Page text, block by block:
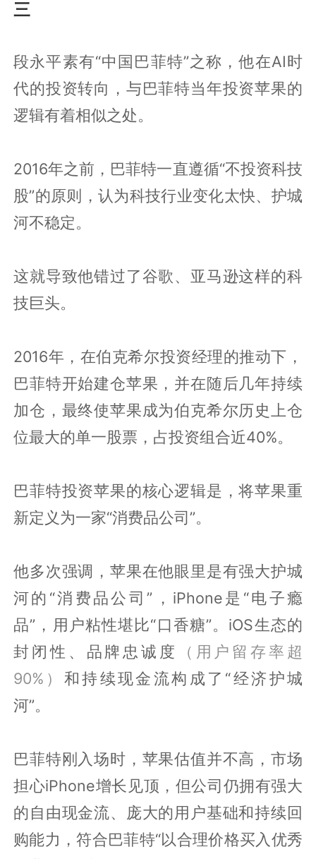
三
段永平素有“中国巴菲特”之称，他在AI时
代的投资转向，与巴菲特当年投资苹果的
逻辑有着相似之处。
2016年之前，巴菲特一直遵循“不投资科技
股”的原则，认为科技行业变化太快、护城
河不稳定。
这就导致他错过了谷歌、亚马逊这样的科
技巨头。
2016年，在伯克希尔投资经理的推动下，
巴菲特开始建仓苹果，并在随后几年持续
加仓，最终使苹果成为伯克希尔历史上仓
位最大的单一股票，占投资组合近40%。
巴菲特投资苹果的核心逻辑是，将苹果重
新定义为一家“消费品公司”。
他多次强调，苹果在他眼里是有强大护城
河的“消费品公司”，iPhone是“电子瘾
品”，用户粘性堪比“口香糖”。iOS生态的
封闭性、品牌忠诚度
（用户留存率超
90%） 和持续现金流构成了“经济护城
河”。
巴菲特刚入场时，苹果估值并不高，市场
担心iPhone增长见顶，但公司仍拥有强大
的自由现金流、庞大的用户基础和持续回
购能力，符合巴菲特“以合理价格买入优秀